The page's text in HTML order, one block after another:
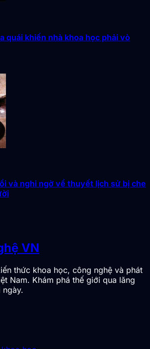
quái khiến nhà khoa học phải vò
và nghi ngờ về thuyết lịch sử bị che
VN
thức khoa học, công nghệ và phát
Nam. Khám phá thế giới qua lăng
ngày.